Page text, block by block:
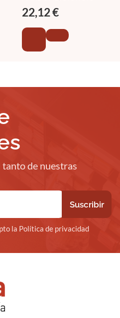
22,12 €
de nuestras
la Política de privacidad